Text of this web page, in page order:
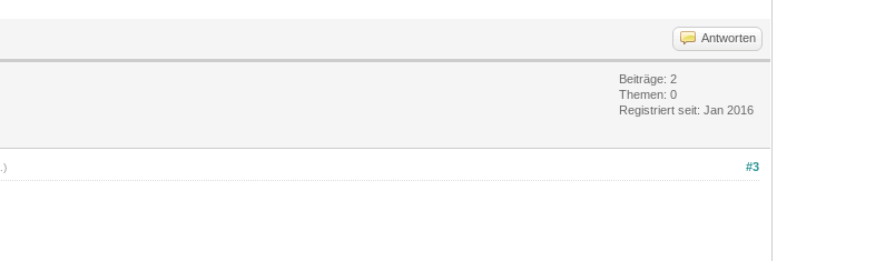
Antworten
Beiträge: 2
Themen: 0
Registriert seit: Jan 2016
#3
.)